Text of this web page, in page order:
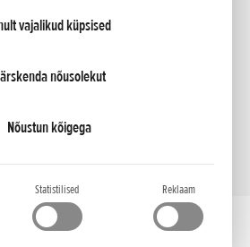
vajalikud küpsised
nõusolekut
Nõustun kõigega
Statistilised Reklaam
Privaatsustingimused ja küpsiste poliitika